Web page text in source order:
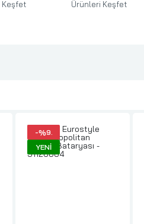
Keşfet Ürünleri Keşfet
-%9.
YENI